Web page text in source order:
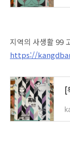
지역의 사생활 99
https://